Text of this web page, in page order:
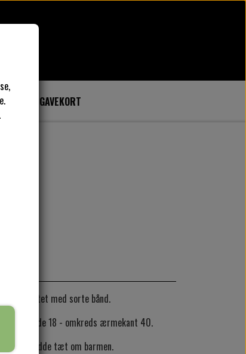
GAVEKORT
kantet med sorte bånd.
18 - omkreds ærmekant 40.
skal sidde tæt om barmen.